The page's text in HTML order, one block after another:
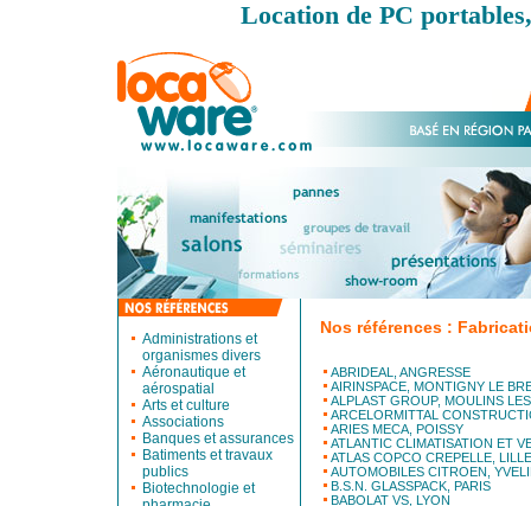
Location de PC
Administrations et
organismes divers
Aéronautique et
aérospatial
Arts et culture
Associations
Banques et assurances
Batiments et travaux
publics
Biotechnologie et
Nos références :
ABRIDEAL, ANGRESSE
AIRINSPACE, MONTIGNY LE
ALPLAST GROUP, MOULINS
ARCELORMITTAL
ARIES MECA, POISSY
ATLANTIC CLIMATISATION ET
ATLAS COPCO CREPELLE, LILLE
AUTOMOBILES CITROEN,
B.S.N. GLASSPACK, PARIS
BABOLAT VS, LYON